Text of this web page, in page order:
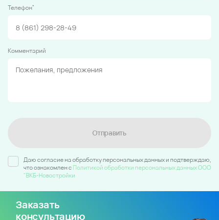
Телефон*
Комментарий
Отправить
Даю согласие на обработку персональных данных и подтверждаю,
что ознакомлен c Политикой обработки персональных данных ООО
"ВКБ-Новостройки
Заказать
консультацию